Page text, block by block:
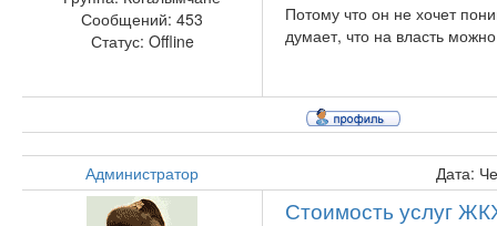
Сообщений: 453
Статус: Offline
Потому что он не хочет
думает, что на власть
Администратор Дата:
Стоимость услуг